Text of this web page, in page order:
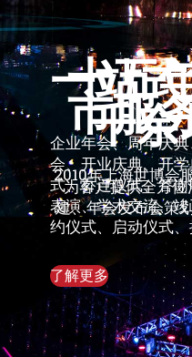
一站
企业年会、周年庆
会、开业庆典、开
式、乔迁仪式、答
表演、学术交流、
约仪式、启动仪式
了解更多
十五
千
为客户提供全方
建、年会发布会策
市服
2010年上海世博会